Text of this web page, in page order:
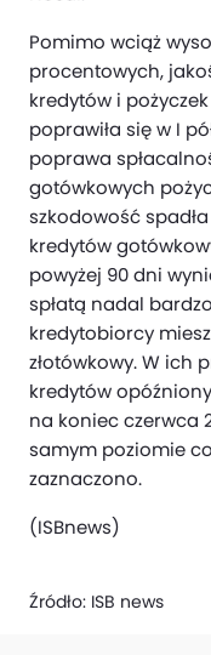
Pomimo wciąż
procentowych,
kredytów i
poprawiła się w I
poprawa
gotówkowych
szkodowość
kredytów
powyżej 90 dni
spłatą nadal
kredytobiorcy
złotówkowy. W ich
kredytów
na koniec czerwca
samym poziomie
zaznaczono.
(ISBnews)
Źródło: ISB news